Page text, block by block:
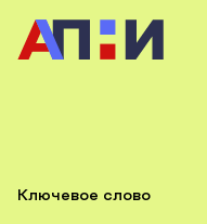
Ключевое слово